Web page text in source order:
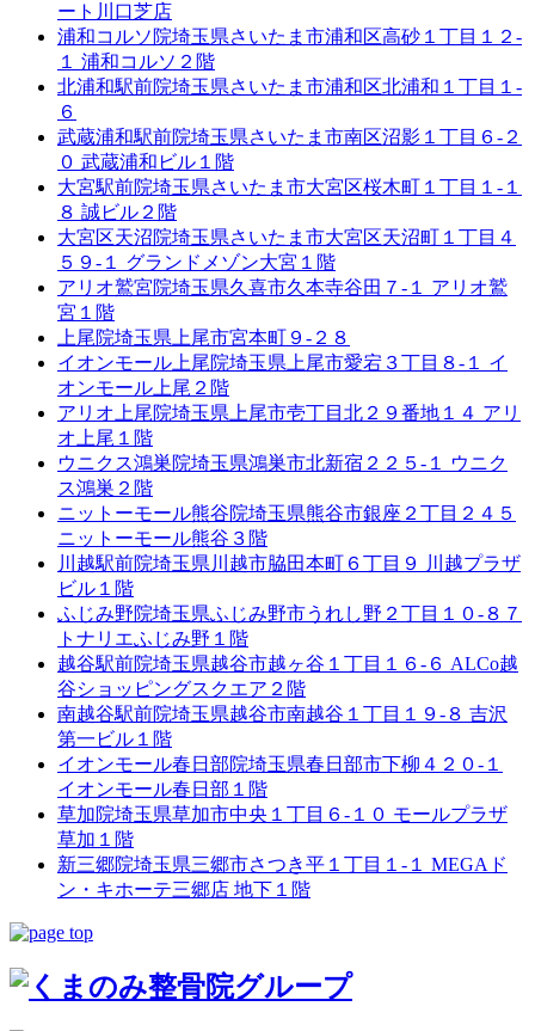
ート川口芝店
浦和コルソ院埼玉県さいたま市浦和区高砂１丁目１２-
１ 浦和コルソ２階
北浦和駅前院埼玉県さいたま市浦和区北浦和１丁目１-
６
武蔵浦和駅前院埼玉県さいたま市南区沼影１丁目６-２
０ 武蔵浦和ビル１階
大宮駅前院埼玉県さいたま市大宮区桜木町１丁目１-１
８ 誠ビル２階
大宮区天沼院埼玉県さいたま市大宮区天沼町１丁目４
５９-１ グランドメゾン大宮１階
アリオ鷲宮院埼玉県久喜市久本寺谷田７-１ アリオ鷲
宮１階
上尾院埼玉県上尾市宮本町９-２８
イオンモール上尾院埼玉県上尾市愛宕３丁目８-１ イ
オンモール上尾２階
アリオ上尾院埼玉県上尾市壱丁目北２９番地１４ アリ
オ上尾１階
ウニクス鴻巣院埼玉県鴻巣市北新宿２２５-１ ウニク
ス鴻巣２階
ニットーモール熊谷院埼玉県熊谷市銀座２丁目２４５
ニットーモール熊谷３階
川越駅前院埼玉県川越市脇田本町６丁目９ 川越プラザ
ビル１階
ふじみ野院埼玉県ふじみ野市うれし野２丁目１０-８７
トナリエふじみ野１階
越谷駅前院埼玉県越谷市越ヶ谷１丁目１６-６ ALCo越
谷ショッピングスクエア２階
南越谷駅前院埼玉県越谷市南越谷１丁目１９-８ 吉沢
第一ビル１階
イオンモール春日部院埼玉県春日部市下柳４２０-１
イオンモール春日部１階
草加院埼玉県草加市中央１丁目６-１０ モールプラザ
草加１階
新三郷院埼玉県三郷市さつき平１丁目１-１ MEGAド
ン・キホーテ三郷店 地下１階